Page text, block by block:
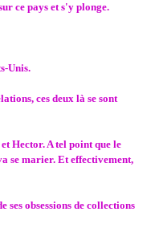
ce pays et s'y plonge.
Unis.
ces deux là se sont
Hector. A tel point que le
se marier. Et effectivement,
obsessions de collections